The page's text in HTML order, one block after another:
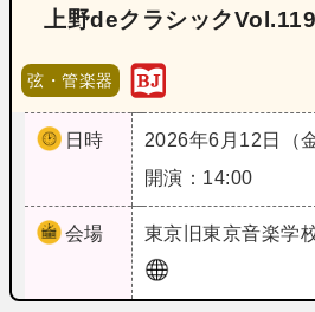
上野deクラシック
弦・管楽器
日時
2026年6月12日（金
開演：14:00
会場 東京 旧東京音楽学